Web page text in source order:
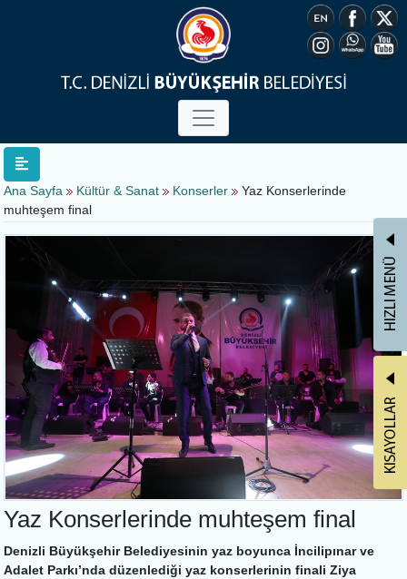
Ana Sayfa Kültür & Sanat Konserler
Yaz Konserlerinde
muhteşem final
Yaz Konserlerinde muhteşem final
Denizli Büyükşehir Belediyesinin yaz boyunca İncilipınar ve
Adalet Parkı’nda düzenlediği yaz konserlerinin finali Ziya